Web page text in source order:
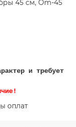
и требует
оплат